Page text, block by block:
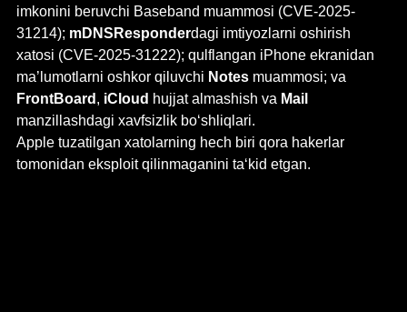
imkonini beruvchi Baseband muammosi (CVE-2025-
31214); mDNSResponderdagi imtiyozlarni oshirish
xatosi (CVE-2025-31222); qulflangan iPhone ekranidan
ma’lumotlarni oshkor qiluvchi Notes muammosi; va
FrontBoard , iCloud hujjat almashish va Mail
manzillashdagi xavfsizlik bo‘shliqlari.
Apple tuzatilgan xatolarning hech biri qora hakerlar
tomonidan eksploit qilinmaganini taʻkid etgan.